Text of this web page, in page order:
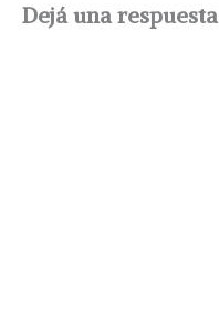
Dejá una respuesta